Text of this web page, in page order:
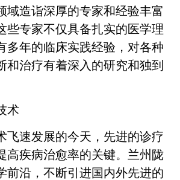
域造诣深厚的专家和经验丰富
些专家不仅具备扎实的医学理
多年的临床实践经验，对各种
和治疗有着深入的研究和独到
术
速发展的今天，先进的诊疗
高疾病治愈率的关键。兰州陇
前沿，不断引进国内外先进的